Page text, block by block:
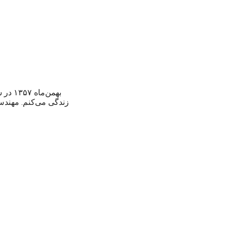
زندگی می‌کنم.